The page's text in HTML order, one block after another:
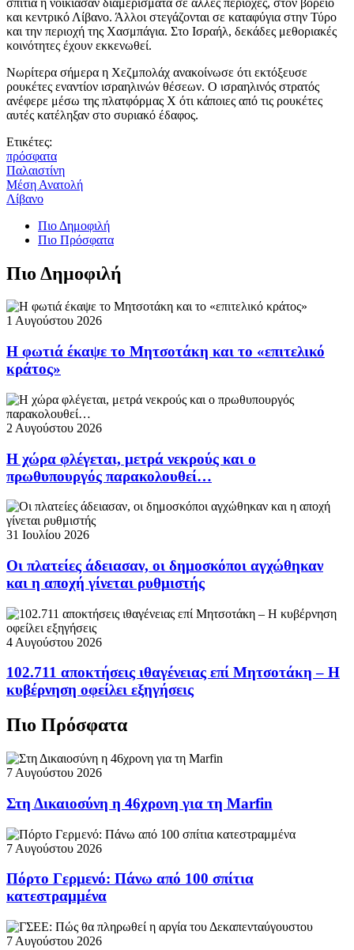
και κεντρικό Λίβανο. Άλλοι στεγάζονται σε καταφύγια στην Τύρο
και την περιοχή της Χασμπάγια. Στο Ισραήλ, δεκάδες μεθοριακές
κοινότητες έχουν εκκενωθεί.
Νωρίτερα σήμερα η Χεζμπολάχ ανακοίνωσε ότι εκτόξευσε
ρουκέτες εναντίον ισραηλινών θέσεων. Ο ισραηλινός στρατός
ανέφερε μέσω της πλατφόρμας Χ ότι κάποιες από τις ρουκέτες
αυτές κατέληξαν στο συριακό έδαφος.
Ετικέτες:
πρόσφατα
Παλαιστίνη
Μέση Ανατολή
Λίβανο
Πιο Δημοφιλή
Πιο Πρόσφατα
Πιο Δημοφιλή
1 Αυγούστου 2026
Η φωτιά έκαψε το Μητσοτάκη και το «επιτελικό
κράτος»
2 Αυγούστου 2026
Η χώρα φλέγεται, μετρά νεκρούς και ο
πρωθυπουργός παρακολουθεί…
31 Ιουλίου 2026
Οι πλατείες άδειασαν, οι δημοσκόποι αγχώθηκαν
και η αποχή γίνεται ρυθμιστής
4 Αυγούστου 2026
102.711 αποκτήσεις ιθαγένειας επί Μητσοτάκη – Η
κυβέρνηση οφείλει εξηγήσεις
Πιο Πρόσφατα
7 Αυγούστου 2026
Στη Δικαιοσύνη η 46χρονη για τη Marfin
7 Αυγούστου 2026
Πόρτο Γερμενό: Πάνω από 100 σπίτια
κατεστραμμένα
7 Αυγούστου 2026